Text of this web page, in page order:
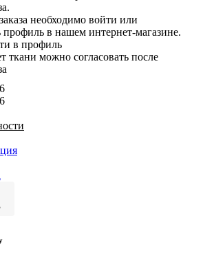
необходимо войти или
профиль в нашем интернет-магазине.
в профиль
ткани можно согласовать после